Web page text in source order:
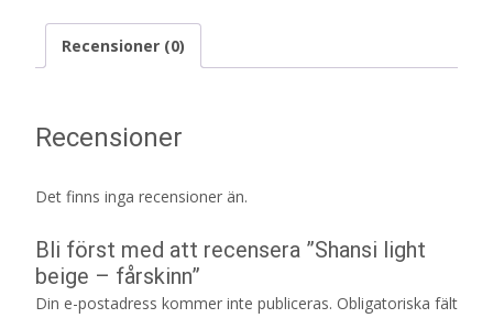
Recensioner (0)
Recensioner
Det finns inga recensioner än.
Bli först med att recensera ”Shansi light
beige – fårskinn”
Din e-postadress kommer inte publiceras. Obligatoriska fält